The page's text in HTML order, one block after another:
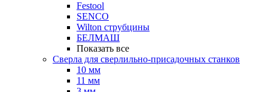
Festool
SENCO
Wilton струбцины
БЕЛМАШ
Показать все
Сверла для сверлильно-присадочных станков
10 мм
11 мм